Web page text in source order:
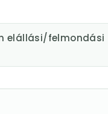
elállási/felmondási